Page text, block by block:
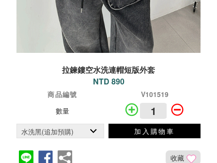
拉鍊鏤空水洗連帽短版外套
NTD 890
商品編號
V101519
數量
加入購物車
收藏